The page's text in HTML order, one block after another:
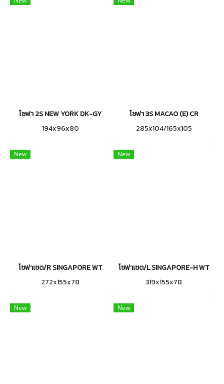
โซฟา 2S NEW YORK DK-GY
194x96x80
โซฟา 3S MACAO (E) CR
285x104/165x105
New
โซฟาเซต/R SINGAPORE WT
272x155x78
New
โซฟาเซต/L SINGAPORE-H WT
319x155x78
New New